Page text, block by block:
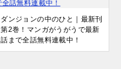
ダンジョンの中のひと｜最新刊
第2巻！マンガがうがうで最新
話まで全話無料連載中！